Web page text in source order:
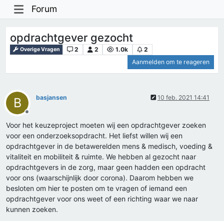
Forum
opdrachtgever gezocht
Overige Vragen 2 2 1.0k
2
Aanmelden om te reageren
B
Offline
basjansen 10 feb. 2021 14:41
Voor het keuzeproject moeten wij een opdrachtgever zoeken
voor een onderzoeksopdracht. Het liefst willen wij een
opdrachtgever in de betawerelden mens & medisch, voeding &
vitaliteit en mobiliteit & ruimte. We hebben al gezocht naar
opdrachtgevers in de zorg, maar geen hadden een opdracht
voor ons (waarschijnlijk door corona). Daarom hebben we
besloten om hier te posten om te vragen of iemand een
opdrachtgever voor ons weet of een richting waar we naar
kunnen zoeken.